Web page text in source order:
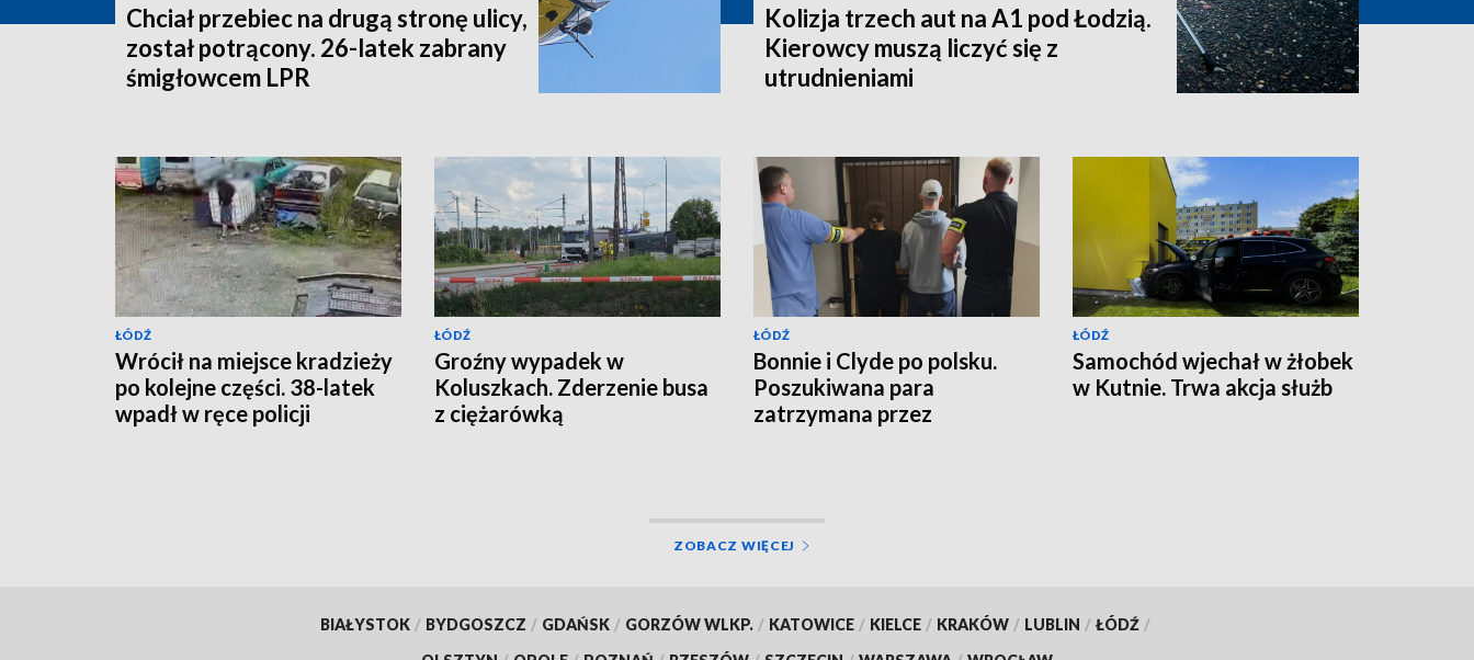
Chciał przebiec na drugą stronę ulicy,
został potrącony. 26-latek zabrany
śmigłowcem LPR
Kolizja trzech aut na A1 pod Łodzią.
Kierowcy muszą liczyć się z
utrudnieniami
ŁÓDŹ
Wrócił na miejsce kradzieży
po kolejne części. 38-latek
wpadł w ręce policji
ŁÓDŹ
Groźny wypadek w
Koluszkach. Zderzenie busa
z ciężarówką
ŁÓDŹ
Bonnie i Clyde po polsku.
Poszukiwana para
zatrzymana przez
ŁÓDŹ
Samochód wjechał w żłobek
w Kutnie. Trwa akcja służb
ZOBACZ WIĘCEJ
BIAŁYSTOK / BYDGOSZCZ / GDAŃSK / GORZÓW WLKP. / KATOWICE / KIELCE / KRAKÓW / LUBLIN / ŁÓDŹ /